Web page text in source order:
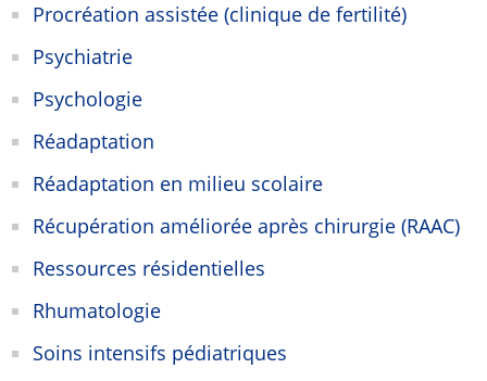
Procréation assistée (clinique de fertilité)
Psychiatrie
Psychologie
Réadaptation
Réadaptation en milieu scolaire
Récupération améliorée après chirurgie (RAAC)
Ressources résidentielles
Rhumatologie
Soins intensifs pédiatriques